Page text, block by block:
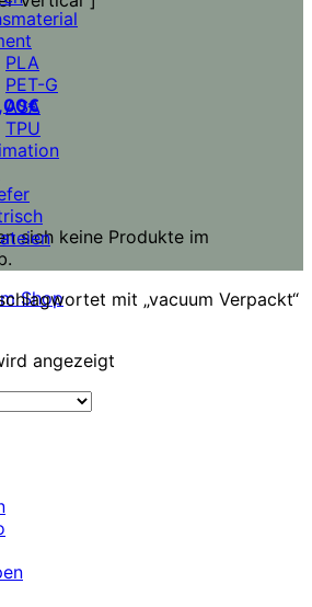
€
sich keine Produkte im
Shop
PLA
PET-G
ASA
TPU
mit „vacuum Verpackt“
angezeigt